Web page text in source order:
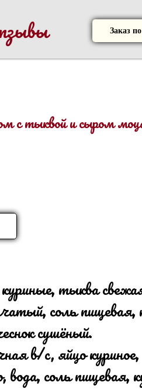
Заказ
с тыквой и сыром
тыква
соль пищевая,
сушёный.
в/c, яйцо куриное,
вода, соль пищевая,